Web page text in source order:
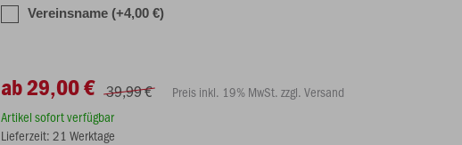
Vereinsname (+4,00 €)
ab 29,00 € 39,99 €
Preis inkl. 19% MwSt. zzgl. Versand
Artikel sofort verfügbar
Lieferzeit: 21 Werktage